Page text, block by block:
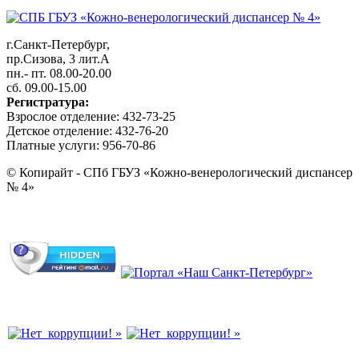
г.Санкт-Петербург,
пр.Сизова, 3 лит.А
пн.- пт. 08.00-20.00
сб. 09.00-15.00
Регистратура:
Взрослое отделение: 432-73-25
Детское отделение: 432-76-20
Платные услуги: 956-70-86
© Копирайт - СПб ГБУЗ «Кожно-венерологический диспансер
№ 4»